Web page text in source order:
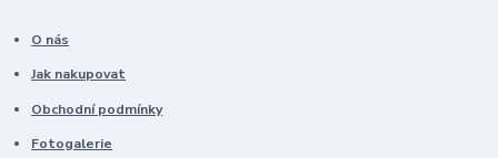
O nás
Jak nakupovat
Obchodní podmínky
Fotogalerie